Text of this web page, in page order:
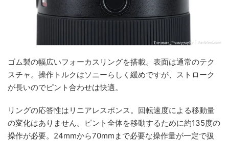
ゴム製の幅広いフォーカスリングを搭載。表面は通常のテク
スチャ。操作トルクはソニーらしく緩めですが、ストローク
が長いのでピント合わせは快適。
リングの応答性はリニアレスポンス。回転速度による移動量
の変化はありません。ピント全体を移動するために約135度の
操作が必要。24mmから70mmまで必要な操作量が一定で扱